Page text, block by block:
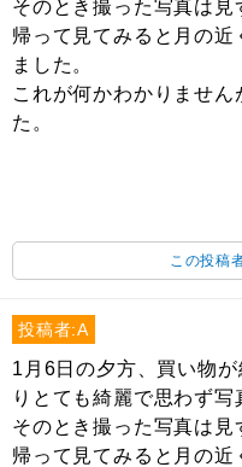
そのとき撮った写真は見
帰って見てみると月の
ました。
これが何かわかりませ
た。
この投稿
投稿者:A
1月6日の夕方、買い物
りとても綺麗で思わず写
そのとき撮った写真は見
帰って見てみると月の